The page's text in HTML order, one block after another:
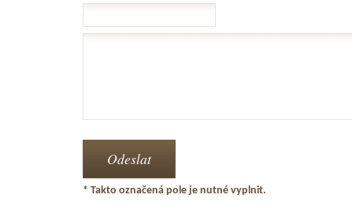
* Takto označená pole je nutné vyplnit.